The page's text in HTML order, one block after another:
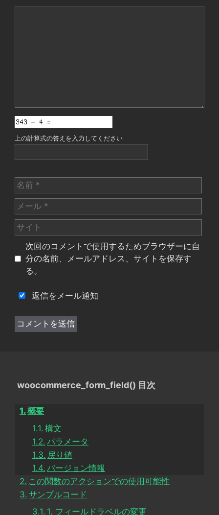
上の計算式の答えを入力してください
名
前
メ
ー
ル
サ
イ
次回のコメントで使用するためブラウザーに自
分の名前、メールアドレス、サイトを保存す
る。
返信をメール通知
woocommerce_form_field() 目次
概要
構文
パラメータ
戻り値
バージョン情報
この関数のアクションでの使用可能性
サンプルコード
1. フィールドラベルの変更